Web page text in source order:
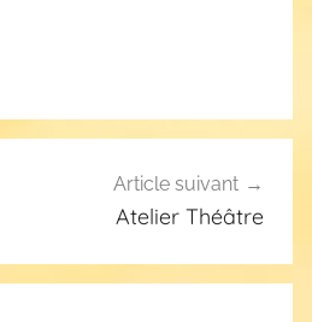
Article suivant
Atelier Théâtre